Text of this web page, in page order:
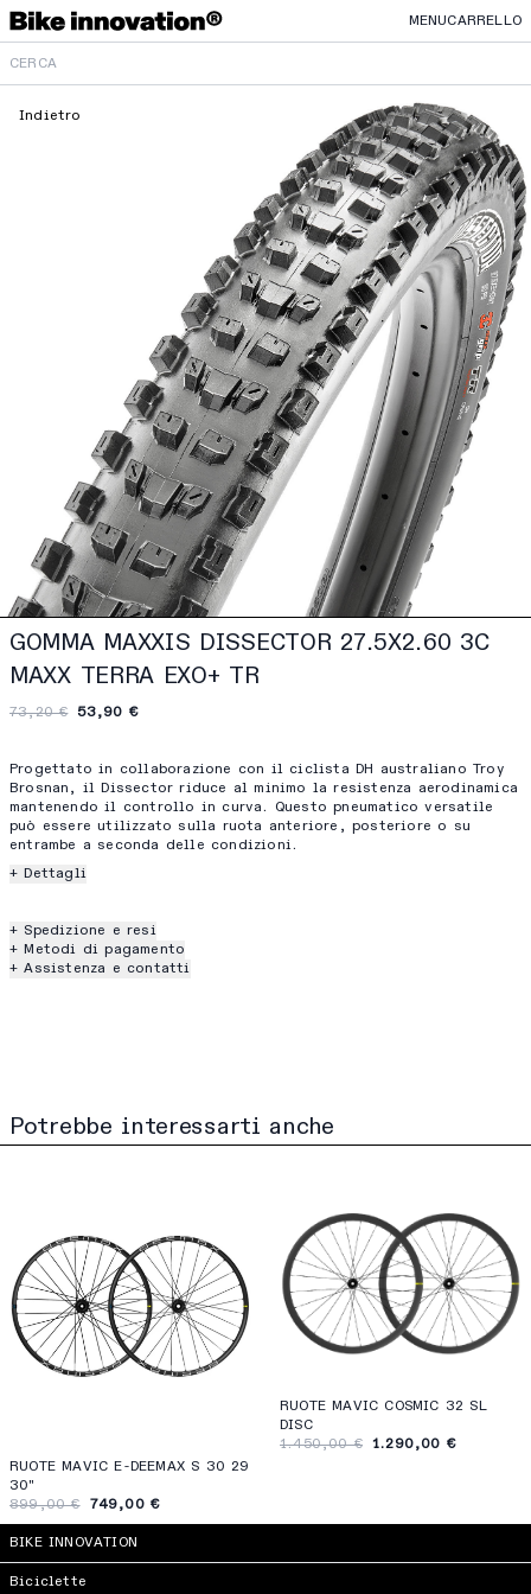
MENUCARRELLO
Indietro
GOMMA MAXXIS DISSECTOR 27.5X2.60 3C
MAXX TERRA EXO+ TR
73,20 € 53,90 €
Progettato in collaborazione con il ciclista DH australiano Troy
Brosnan, il Dissector riduce al minimo la resistenza aerodinamica
mantenendo il controllo in curva. Questo pneumatico versatile
può essere utilizzato sulla ruota anteriore, posteriore o su
entrambe a seconda delle condizioni.
+ Dettagli
+ Spedizione e resi
+ Metodi di pagamento
+ Assistenza e contatti
Potrebbe interessarti anche
RUOTE MAVIC E-DEEMAX S 30 29
30"
899,00 €
749,00 €
RUOTE MAVIC COSMIC 32 SL
DISC
1.450,00 €
1.290,00 €
BIKE INNOVATION
Biciclette